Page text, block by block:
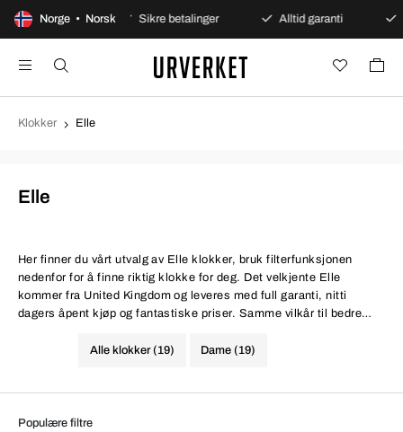
Norge • Norsk
kjøp Sikre betalinger Alltid garanti
Klokker Elle
Elle
Her finner du vårt utvalg av Elle klokker, bruk filterfunksjonen
nedenfor for å finne riktig klokke for deg. Det velkjente Elle
kommer fra United Kingdom og leveres med full garanti, nitti
dagers åpent kjøp og fantastiske priser. Samme vilkår til bedre
Alle klokker (19)
Dame (19)
Populære filtre